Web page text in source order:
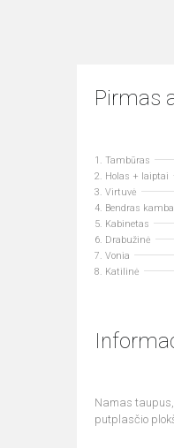
Pirmas
1. Tambūras
2. Holas + laiptai
3. Virtuvė
4. Bendras
5. Kabinetas
6. Drabužinė
7. Vonia
8. Katilinė
Namas
putplasčio